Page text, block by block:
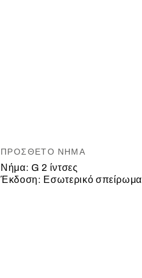
ΠΡΌΣΘΕΤΟ ΝΉΜΑ
Νήμα: G 2 ίντσες
Έκδοση: Εσωτερικό σπείρωμα